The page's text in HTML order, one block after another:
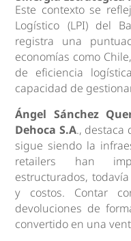
Este contexto se
Logístico (LPI) del
registra una
economías como
de eficiencia
capacidad de
Ángel Sánchez
Dehoca S.A., destaca
sigue siendo la
retailers han
estructurados,
y costos. Contar
devoluciones de
convertido en una